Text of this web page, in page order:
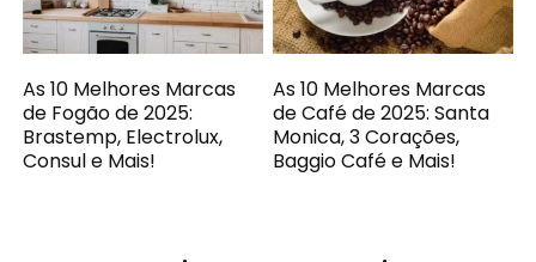
As 10 Melhores Marcas
de Fogão de 2025:
Brastemp, Electrolux,
Consul e Mais!
As 10 Melhores Marcas
de Café de 2025: Santa
Monica, 3 Corações,
Baggio Café e Mais!